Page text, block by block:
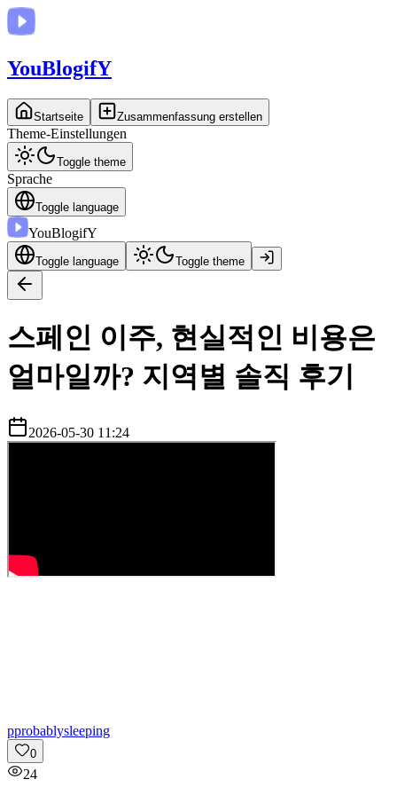
YouBlogifY
Startseite Zusammenfassung erstellen
Theme-Einstellungen
Toggle theme
Sprache
Toggle language
YouBlogifY
Toggle language Toggle theme
스페인 이주, 현실적인 비용은
얼마일까? 지역별 솔직 후기
2026-05-30 11:24
pprobablysleeping
0
24